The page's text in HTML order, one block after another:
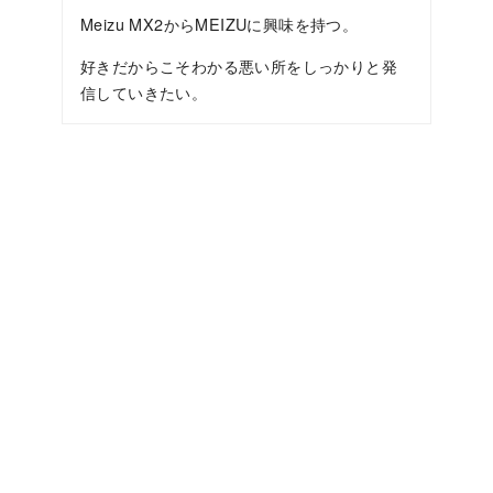
Meizu MX2からMEIZUに興味を持つ。
好きだからこそわかる悪い所をしっかりと発
信していきたい。